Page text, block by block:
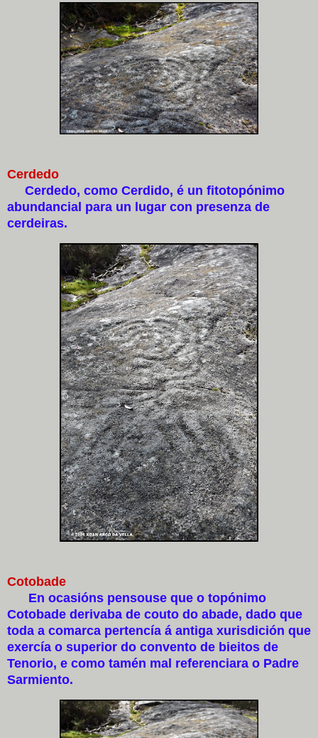
Cerdedo
Cerdedo, como Cerdido, é un fitotopónimo
abundancial para un lugar con presenza de
cerdeiras.
Cotobade
En ocasións pensouse que o topónimo
Cotobade derivaba de couto do abade, dado que
toda a comarca pertencía á antiga xurisdición que
exercía o superior do convento de bieitos de
Tenorio, e como tamén mal referenciara o Padre
Sarmiento.